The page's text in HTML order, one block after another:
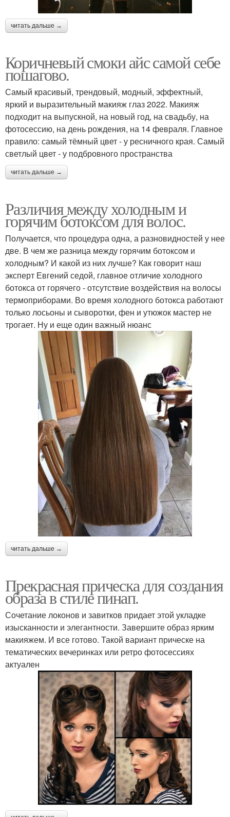
читать дальше →
Коричневый смоки айс самой себе
пошагово.
Самый красивый, трендовый, модный, эффектный,
яркий и выразительный макияж глаз 2022. Макияж
подходит на выпускной, на новый год, на свадьбу, на
фотосессию, на день рождения, на 14 февраля. Главное
правило: самый тёмный цвет - у ресничного края. Самый
светлый цвет - у подбровного пространства
читать дальше →
Различия между холодным и
горячим ботоксом для волос.
Получается, что процедура одна, а разновидностей у нее
две. В чем же разница между горячим ботоксом и
холодным? И какой из них лучше? Как говорит наш
эксперт Евгений седой, главное отличие холодного
ботокса от горячего - отсутствие воздействия на волосы
термоприборами. Во время холодного ботокса работают
только лосьоны и сыворотки, фен и утюжок мастер не
трогает. Ну и еще один важный нюанс
читать дальше →
Прекрасная прическа для создания
образа в стиле пинап.
Сочетание локонов и завитков придает этой укладке
изысканности и элегантности. Завершите образ ярким
макияжем. И все готово. Такой вариант прическе на
тематических вечеринках или ретро фотосессиях
актуален